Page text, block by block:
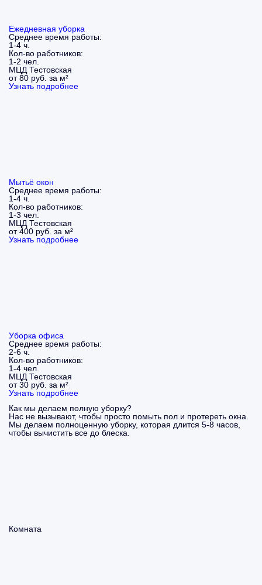
Ежедневная уборка
Среднее время работы:
1-4 ч.
Кол-во работников:
1-2 чел.
МЦД Тестовская
от 80 руб. за м²
Узнать подробнее
Мытьё окон
Среднее время работы:
1-4 ч.
Кол-во работников:
1-3 чел.
МЦД Тестовская
от 400 руб. за м²
Узнать подробнее
Уборка офиса
Среднее время работы:
2-6 ч.
Кол-во работников:
1-4 чел.
МЦД Тестовская
от 30 руб. за м²
Узнать подробнее
Как мы делаем полную уборку?
Нас не вызывают, чтобы просто помыть пол и протереть окна.
Мы делаем полноценную уборку, которая длится 5-8 часов,
чтобы вычистить все до блеска.
Комната